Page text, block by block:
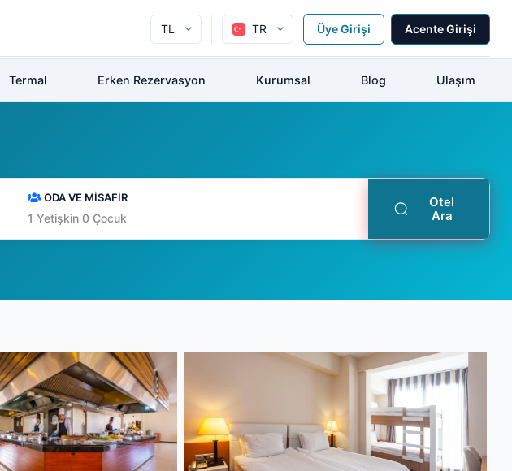
TL TR Üye Girişi Acente Girişi
Termal Erken Rezervasyon Kurumsal Blog Ulaşım
ODA VE MİSAFİR
1 Yetişkin 0 Çocuk
Otel
Ara